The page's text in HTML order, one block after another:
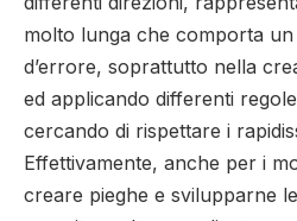
molto lunga che comporta
d’errore, soprattutto nella
ed applicando differenti
cercando di rispettare i
Effettivamente, anche per i
creare pieghe e svilupparne